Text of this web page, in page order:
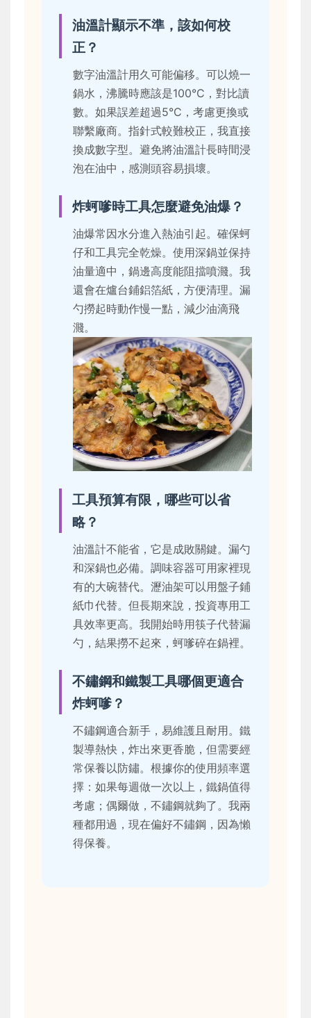
油溫計顯示不準，該如何校
正？
數字油溫計用久可能偏移。可以燒一
鍋水，沸騰時應該是100°C，對比讀
數。如果誤差超過5°C，考慮更換或
聯繫廠商。指針式較難校正，我直接
換成數字型。避免將油溫計長時間浸
泡在油中，感測頭容易損壞。
炸蚵嗲時工具怎麼避免油爆？
油爆常因水分進入熱油引起。確保蚵
仔和工具完全乾燥。使用深鍋並保持
油量適中，鍋邊高度能阻擋噴濺。我
還會在爐台鋪鋁箔紙，方便清理。漏
勺撈起時動作慢一點，減少油滴飛
濺。
工具預算有限，哪些可以省
略？
油溫計不能省，它是成敗關鍵。漏勺
和深鍋也必備。調味容器可用家裡現
有的大碗替代。瀝油架可以用盤子鋪
紙巾代替。但長期來說，投資專用工
具效率更高。我開始時用筷子代替漏
勺，結果撈不起來，蚵嗲碎在鍋裡。
不鏽鋼和鐵製工具哪個更適合
炸蚵嗲？
不鏽鋼適合新手，易維護且耐用。鐵
製導熱快，炸出來更香脆，但需要經
常保養以防鏽。根據你的使用頻率選
擇：如果每週做一次以上，鐵鍋值得
考慮；偶爾做，不鏽鋼就夠了。我兩
種都用過，現在偏好不鏽鋼，因為懶
得保養。